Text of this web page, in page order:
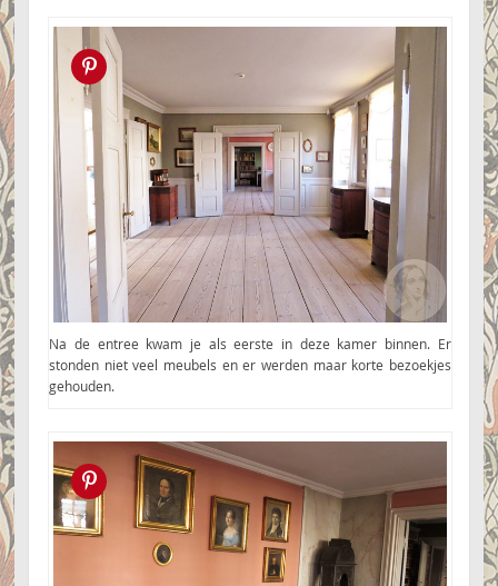
Pin this!
Na de entree kwam je als eerste in deze kamer binnen. Er
stonden niet veel meubels en er werden maar korte bezoekjes
gehouden.
Pin this!